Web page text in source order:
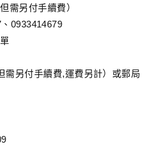
需另付手續費）
0933414679
需另付手續費,運費另計）或郵局